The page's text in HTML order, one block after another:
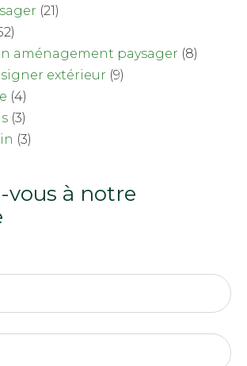
(21)
aménagement paysager (8)
extérieur (9)
(4)
(3)
(3)
vous à notre